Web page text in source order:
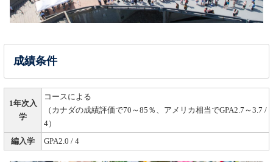
成績条件
1年次入
学
コースによる
（カナダの成績評価で70～85％、アメリカ相当でGPA2.7～3.7 /
4）
編入学 GPA2.0 / 4